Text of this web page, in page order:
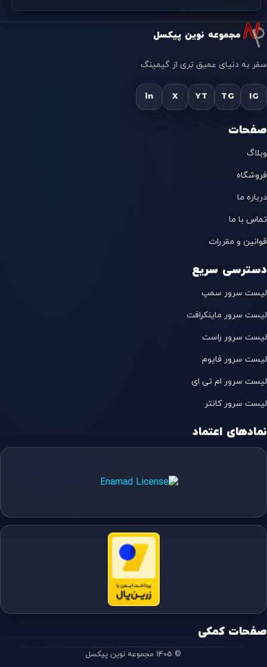
مجموعه نوین پیکسل
سفر به دنیای عمیق تری از گیمینگ
IG
TG
YT
X
in
صفحات
وبلاگ
فروشگاه
درباره ما
تماس با ما
قوانین و مقررات
دسترسی سریع
لیست سرور سمپ
لیست سرور ماینکرافت
لیست سرور راست
لیست سرور فایوم
لیست سرور ام تی ای
لیست سرور کانتر
نمادهای اعتماد
صفحات کمکی
© 1405 مجموعه نوین پیکسل